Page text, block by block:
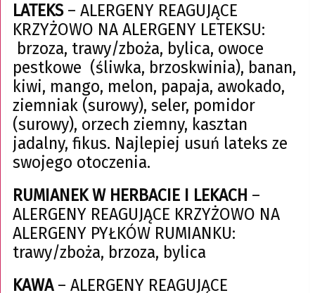
LATEKS– ALERGENY REAGUJĄCE
KRZYŻOWO NA ALERGENY LETEKSU:
brzoza, trawy/zboża, bylica, owoce
pestkowe (śliwka, brzoskwinia), banan,
kiwi, mango, melon, papaja, awokado,
ziemniak (surowy), seler, pomidor
(surowy), orzech ziemny, kasztan
jadalny, fikus. Najlepiej usuń lateks ze
swojego otoczenia.
RUMIANEK W HERBACIE I LEKACH –
ALERGENY REAGUJĄCE KRZYŻOWO NA
ALERGENY PYŁKÓW RUMIANKU:
trawy/zboża, brzoza, bylica
KAWA– ALERGENY REAGUJĄCE